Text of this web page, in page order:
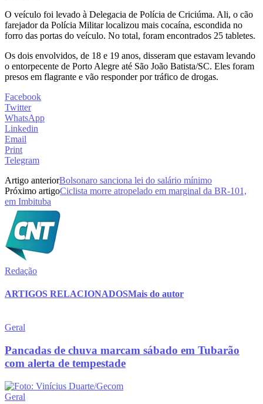
O veículo foi levado à Delegacia de Polícia de Criciúma. Ali, o cão
farejador da Polícia Militar localizou mais cocaína, escondida no
forro das portas do veículo. No total, foram encontrados 25 tabletes.
Os dois envolvidos, de 18 e 19 anos, disseram que estavam levando
o entorpecente de Porto Alegre até São João Batista/SC. Eles foram
presos em flagrante e vão responder por tráfico de drogas.
Facebook
Twitter
WhatsApp
Linkedin
Email
Print
Telegram
Artigo anteriorBolsonaro sanciona lei do salário mínimo
Próximo artigoCiclista morre atropelado em marginal da BR-101,
em Imbituba
Redação
ARTIGOS RELACIONADOSMais do autor
Geral
Pancadas de chuva marcam sábado em Tubarão
com alerta de tempestade
Geral